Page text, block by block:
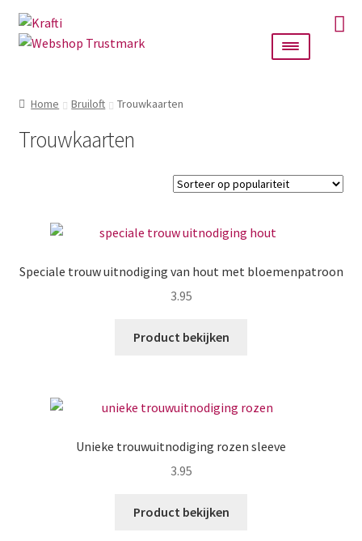
Ga
door
Ga
naar
Zoeken
Home Bruiloft Trouwkaarten
Trouwkaarten
Speciale trouw uitnodiging van hout met bloemenpatroon
3.95
Product bekijken
Unieke trouwuitnodiging rozen sleeve
3.95
Product bekijken